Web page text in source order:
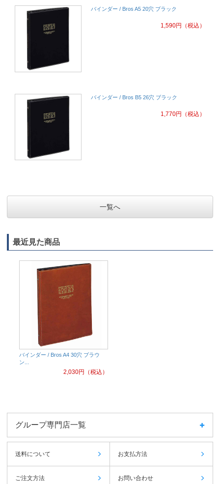
バインダー / Bros A5 20穴 ブラック
1,590円 （税込）
バインダー / Bros B5 26穴 ブラック
1,770円 （税込）
一覧へ
最近見た商品
バインダー / Bros A4 30穴 ブラウ
ン...
2,030円（税込）
グループ専門店一覧
送料について お支払方法
ご注文方法 お問い合わせ